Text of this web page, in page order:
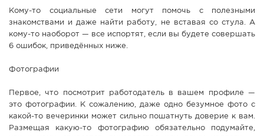
Кому-то социальные сети могут помочь с полезными
знакомствами и даже найти работу, не вставая со стула. А
кому-то наоборот — все испортят, если вы будете совершать
6 ошибок, приведённых ниже.
Фотографии
Первое, что посмотрит работодатель в вашем профиле —
это фотографии. К сожалению, даже одно безумное фото с
какой-то вечеринки может сильно пошатнуть доверие к вам.
Размещая какую-то фотографию обязательно подумайте,